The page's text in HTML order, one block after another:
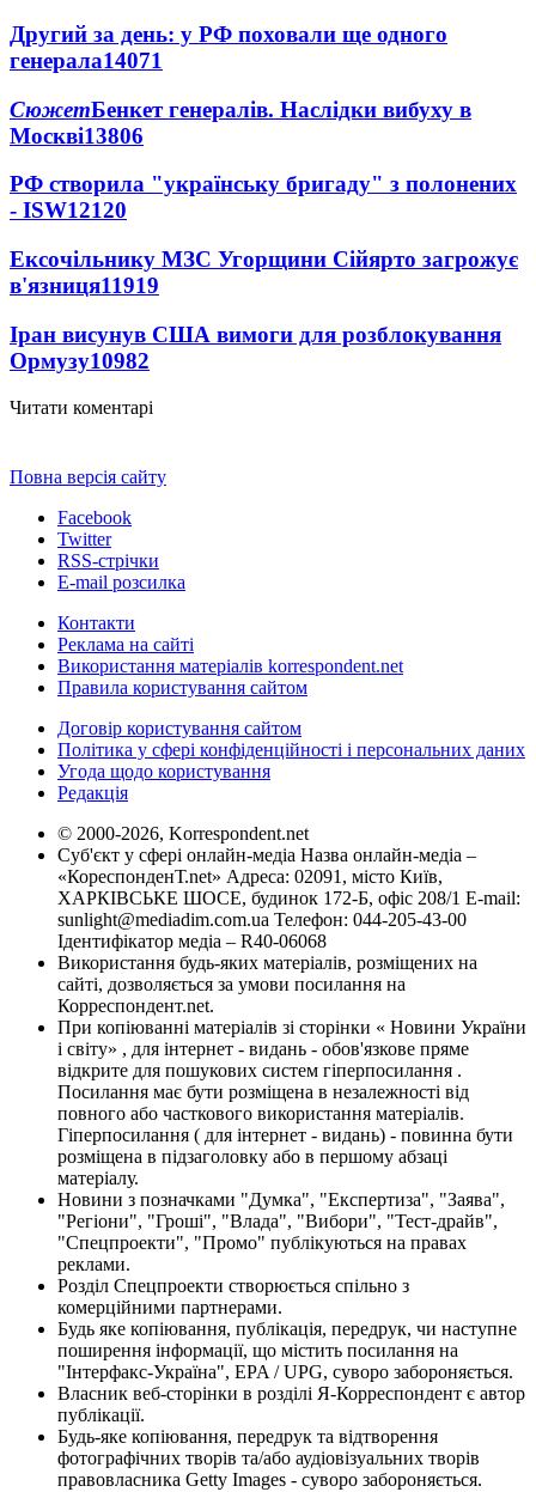
Другий за день: у РФ поховали ще одного
генерала14071
СюжетБенкет генералів. Наслідки вибуху в
Москві13806
РФ створила "українську бригаду" з полонених
- ISW12120
Ексочільнику МЗС Угорщини Сійярто загрожує
в'язниця11919
Іран висунув США вимоги для розблокування
Ормузу10982
Читати коментарі
Повна версія сайту
Facebook
Twitter
RSS-стрічки
E-mail розсилка
Контакти
Реклама на сайті
Використання матеріалів korrespondent.net
Правила користування сайтом
Договір користування сайтом
Політика у сфері конфіденційності і персональних даних
Угода щодо користування
Редакція
© 2000-2026, Korrespondent.net
Суб'єкт у сфері онлайн-медіа Назва онлайн-медіа –
«КореспонденТ.net» Адреса: 02091, місто Київ,
ХАРКІВСЬКЕ ШОСЕ, будинок 172-Б, офіс 208/1 E-mail:
sunlight@mediadim.com.ua Телефон: 044-205-43-00
Ідентифікатор медіа – R40-06068
Використання будь-яких матеріалів, розміщених на
сайті, дозволяється за умови посилання на
Корреспондент.net.
При копіюванні матеріалів зі сторінки « Новини України
і світу» , для інтернет - видань - обов'язкове пряме
відкрите для пошукових систем гіперпосилання .
Посилання має бути розміщена в незалежності від
повного або часткового використання матеріалів.
Гіперпосилання ( для інтернет - видань) - повинна бути
розміщена в підзаголовку або в першому абзаці
матеріалу.
Новини з позначками "Думка", "Експертиза", "Заява",
"Регіони", "Гроші", "Влада", "Вибори", "Тест-драйв",
"Спецпроекти", "Промо" публікуються на правах
реклами.
Розділ Спецпроекти створюється спільно з
комерційними партнерами.
Будь яке копіювання, публікація, передрук, чи наступне
поширення інформації, що містить посилання на
"Інтерфакс-Україна", EPA / UPG, суворо забороняється.
Власник веб-сторінки в розділі Я-Корреспондент є автор
публікації.
Будь-яке копіювання, передрук та відтворення
фотографічних творів та/або аудіовізуальних творів
правовласника Getty Images - суворо забороняється.